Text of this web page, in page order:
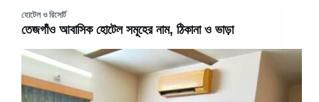
হোটেল ও রিসোর্ট
তেজগাঁও আবাসিক হোটেল সমূহের নাম, ঠিকানা ও ভাড়া